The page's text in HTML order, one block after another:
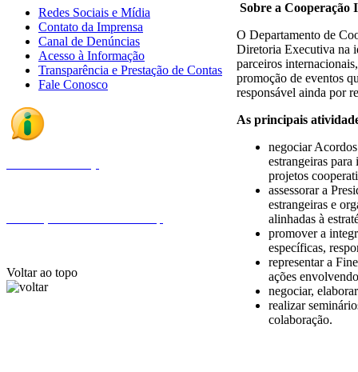
Sobre a Cooperação
O Departamento de
Diretoria Executiva na
parceiros
promoção de eventos
responsável ainda por
As principais
negociar
estrangeiras
projetos
assessorar a
estrangeiras e
alinhadas à
promover a
específicas,
representar a
ações
negociar,
realizar
colaboração.
Redes Sociais e Mídia
Contato da Imprensa
Canal de Denúncias
Acesso à Informação
Transparência e Prestação de Contas
Fale Conosco
Voltar ao topo